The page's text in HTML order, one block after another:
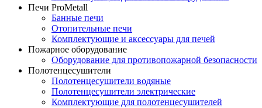
Печи ProMetall
Банные печи
Отопительные печи
Комплектующие и аксессуары для печей
Пожарное оборудование
Оборудование для противопожарной безопасности
Полотенцесушители
Полотенцесушители водяные
Полотенцесушители электрические
Комплектующие для полотенцесушителей